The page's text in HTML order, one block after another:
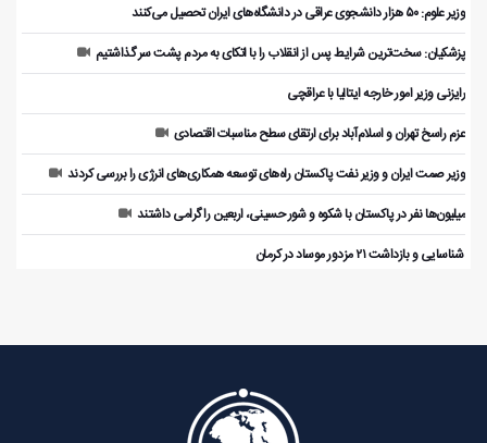
وزیر علوم: ۵۰ هزار دانشجوی عراقی در دانشگاه‌های ایران تحصیل می‌کنند
پزشکیان: سخت‌ترین شرایط پس از انقلاب را با اتکای به مردم پشت سر گذاشتیم
رایزنی وزیر امور خارجه ایتالیا با عراقچی
عزم راسخ تهران و اسلام‌آباد برای ارتقای سطح مناسبات اقتصادی
وزیر صمت ایران و وزیر نفت پاکستان راه‌های توسعه همکاری‌های انرژی را بررسی کردند
میلیون‌ها نفر در پاکستان با شکوه و شور حسینی، اربعین را گرامی داشتند
️ شناسایی و بازداشت ۲۱ مزدور موساد در کرمان